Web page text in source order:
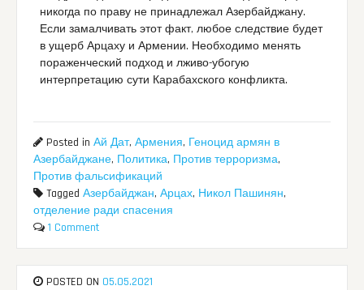
никогда по праву не принадлежал Азербайджану.
Если замалчивать этот факт, любое следствие будет
в ущерб Арцаху и Армении. Необходимо менять
пораженческий подход и лживо-убогую
интерпретацию сути Карабахского конфликта.
Posted inАй Дат,Армения, Геноцид армян в
Азербайджане, Политика, Против терроризма,
Против фальсификаций
TaggedАзербайджан,Арцах, Никол Пашинян,
отделение ради спасения
1 Comment
POSTED ON 05.05.2021